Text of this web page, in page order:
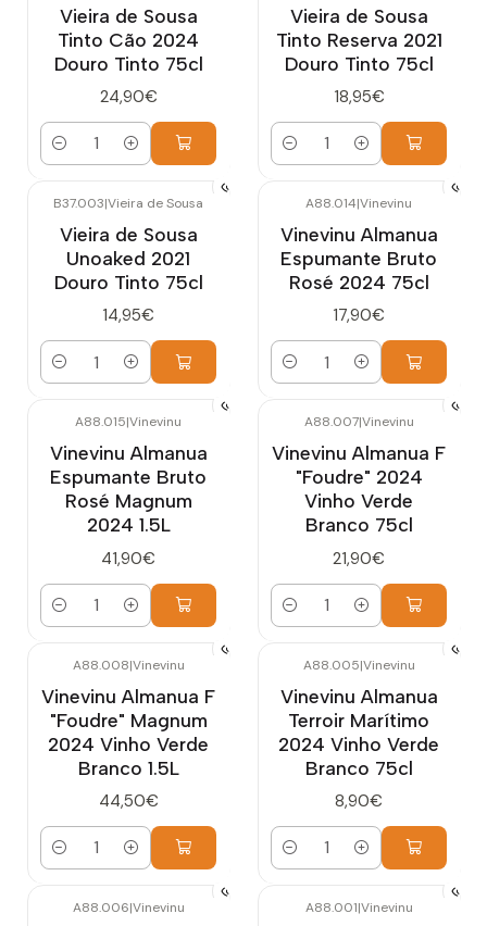
Vieira de Sousa
Tinto Cão 2024
Douro Tinto 75cl
24,90€
Quantidade
Vieira de Sousa
Tinto Reserva 2021
Douro Tinto 75cl
18,95€
Quantidade
B37.003|Vieira de Sousa
Vieira de Sousa
Unoaked 2021
Douro Tinto 75cl
14,95€
Quantidade
A88.014|Vinevinu
Vinevinu Almanua
Espumante Bruto
Rosé 2024 75cl
17,90€
Quantidade
A88.015|Vinevinu
Vinevinu Almanua
Espumante Bruto
Rosé Magnum
2024 1.5L
41,90€
Quantidade
A88.007|Vinevinu
Vinevinu Almanua F
"Foudre" 2024
Vinho Verde
Branco 75cl
21,90€
Quantidade
A88.008|Vinevinu
Vinevinu Almanua F
"Foudre" Magnum
2024 Vinho Verde
Branco 1.5L
44,50€
Quantidade
A88.005|Vinevinu
Vinevinu Almanua
Terroir Marítimo
2024 Vinho Verde
Branco 75cl
8,90€
Quantidade
A88.006|Vinevinu A88.001|Vinevinu